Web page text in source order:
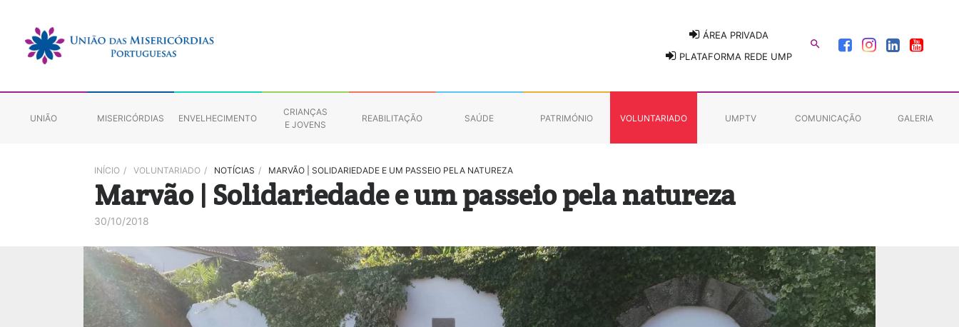
ÁREA PRIVADA
PLATAFORMA REDE UMP

UNIÃO MISERICÓRDIAS ENVELHECIMENTO
CRIANÇAS
E JOVENS
REABILITAÇÃO SAÚDE PATRIMÓNIO VOLUNTARIADO UMPTV COMUNICAÇÃO GALERIA
INÍCIO / VOLUNTARIADO / NOTÍCIAS / MARVÃO | SOLIDARIEDADE E UM PASSEIO PELA NATUREZA
Marvão | Solidariedade e um passeio pela natureza
30/10/2018